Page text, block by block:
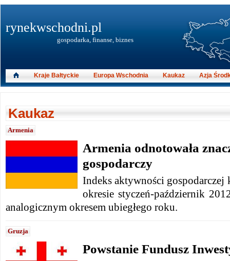
Kaukaz
Armenia
Armenia odnotowała
gospodarczy
Indeks aktywności gospodarczej
okresie styczeń-październik
analogicznym okresem ubiegłego roku.
Gruzja
Powstanie Fundusz
rynekwschodni.pl
gospodarka, finanse, biznes
Kraje Bałtyckie Europa Wschodnia Kaukaz Azja